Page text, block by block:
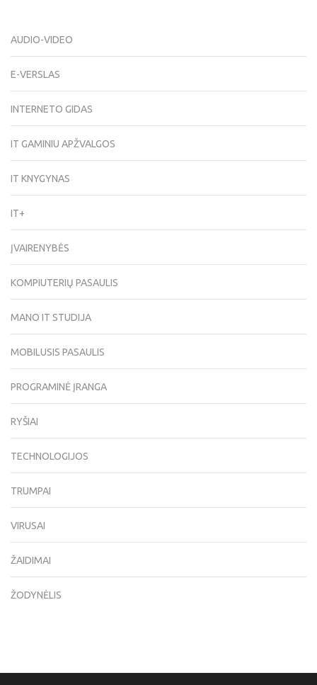
AUDIO-VIDEO
E-VERSLAS
INTERNETO GIDAS
IT GAMINIU APŽVALGOS
IT KNYGYNAS
IT+
ĮVAIRENYBĖS
KOMPIUTERIŲ PASAULIS
MANO IT STUDIJA
MOBILUSIS PASAULIS
PROGRAMINĖ ĮRANGA
RYŠIAI
TECHNOLOGIJOS
TRUMPAI
VIRUSAI
ŽAIDIMAI
ŽODYNĖLIS